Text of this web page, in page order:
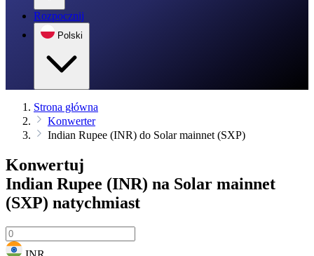
Rozpocznij
Polski
Strona główna
Konwerter
Indian Rupee (INR) do Solar mainnet (SXP)
Konwertuj
Indian Rupee (INR) na Solar mainnet
(SXP) natychmiast